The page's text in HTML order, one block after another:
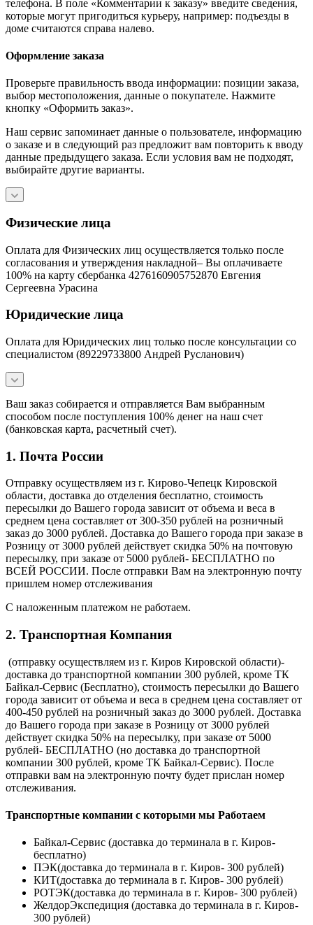
телефона. В поле «Комментарии к заказу» введите сведения,
которые могут пригодиться курьеру, например: подъезды в
доме считаются справа налево.
Оформление заказа
Проверьте правильность ввода информации: позиции заказа,
выбор местоположения, данные о покупателе. Нажмите
кнопку «Оформить заказ».
Наш сервис запоминает данные о пользователе, информацию
о заказе и в следующий раз предложит вам повторить к вводу
данные предыдущего заказа. Если условия вам не подходят,
выбирайте другие варианты.
Физические лица
Оплата для Физических лиц осуществляется только после
согласования и утверждения накладной– Вы оплачиваете
100% на карту сбербанка 4276160905752870 Евгения
Сергеевна Урасина
Юридические лица
Оплата для Юридических лиц только после консультации со
специалистом (89229733800 Андрей Русланович)
Ваш заказ собирается и отправляется Вам выбранным
способом после поступления 100% денег на наш счет
(банковская карта, расчетный счет).
1. Почта России
Отправку осуществляем из г. Кирово-Чепецк Кировской
области, доставка до отделения бесплатно, стоимость
пересылки до Вашего города зависит от объема и веса в
среднем цена составляет от 300-350 рублей на розничный
заказ до 3000 рублей. Доставка до Вашего города при заказе в
Розницу от 3000 рублей действует скидка 50% на почтовую
пересылку, при заказе от 5000 рублей- БЕСПЛАТНО по
ВСЕЙ РОССИИ. После отправки Вам на электронную почту
пришлем номер отслеживания
С наложенным платежом не работаем.
2. Транспортная Компания
(отправку осуществляем из г. Киров Кировской области)-
доставка до транспортной компании 300 рублей, кроме ТК
Байкал-Сервис (Бесплатно), стоимость пересылки до Вашего
города зависит от объема и веса в среднем цена составляет от
400-450 рублей на розничный заказ до 3000 рублей. Доставка
до Вашего города при заказе в Розницу от 3000 рублей
действует скидка 50% на пересылку, при заказе от 5000
рублей- БЕСПЛАТНО (но доставка до транспортной
компании 300 рублей, кроме ТК Байкал-Сервис). После
отправки вам на электронную почту будет прислан номер
отслеживания.
Транспортные компании с которыми мы Работаем
Байкал-Сервис (доставка до терминала в г. Киров-
бесплатно)
ПЭК(доставка до терминала в г. Киров- 300 рублей)
КИТ(доставка до терминала в г. Киров- 300 рублей)
РОТЭК(доставка до терминала в г. Киров- 300 рублей)
ЖелдорЭкспедиция (доставка до терминала в г. Киров-
300 рублей)